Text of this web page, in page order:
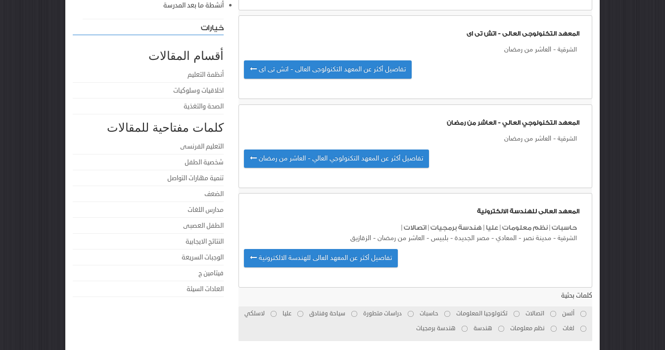
المعهد التكنولوجى العالى - اتش تى اى
الشرقية - العاشر من رمضان
تفاصيل أكثر عن المعهد التكنولوجى العالى - اتش تى اى
المعهد التكنولوجي العالي - العاشر من رمضان
الشرقية - العاشر من رمضان
تفاصيل أكثر عن المعهد التكنولوجي العالي - العاشر من رمضان
المعهد العالى للهندسة الالكترونية
حاسبات نظم معلومات عليا هندسة برمجيات اتصالات
الشرقية - مدينة نصر - المعادي - مصر الجديدة - بلبيس - العاشر من رمضان - الزقازيق
تفاصيل أكثر عن المعهد العالى للهندسة الالكترونية
كلمات بحثية
ألسن اتصالات تكنولوجيا المعلومات حاسبات دراسات متطورة سياحة وفنادق عليا
لاسلكي
لغات
نظم معلومات هندسة هندسة برمجيات
أنشطة ما بعد المدرسة
خيارات
أقسام المقالات
أنظمة التعليم
اخلاقيات وسلوكيات
الصحة والتغذية
كلمات مفتاحية للمقالات
التعليم الفرنسى
شخصية الطفل
تنمية مهارات التواصل
الضعف
مدارس اللغات
الطفل العصبى
النتائج الايجابية
الوجبات السريعة
فيتامين ج
العادات السيئة